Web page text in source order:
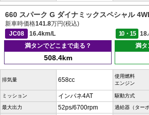
660 スパーク G ダイナミックスペシャル
新車時価格141.8万円(税込)
JC08
16.4km/L 10・15
満タンでどこまで走る？
508.4km
満タ
排気量 658cc
使用燃料
エンジン
ミッション インパネ4AT 駆動方式
最大出力 52ps/6700rpm 過給器（ターボ